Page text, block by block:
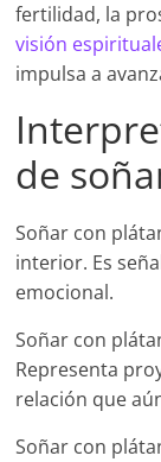
fertilidad, la
visión
impulsa a
de
Soñar con
interior. Es
emocional.
Soñar con
Representa
relación que
Soñar con